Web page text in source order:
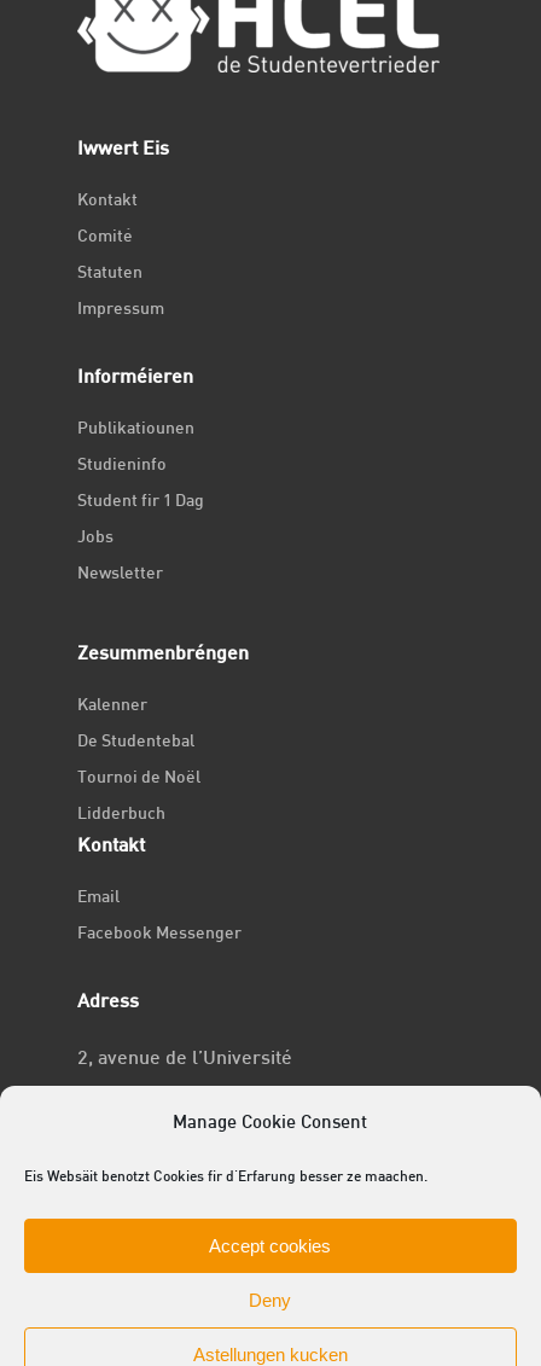
Manage Cookie Consent
Eis Websäit benotzt Cookies fir d'Erfarung besser ze maachen.
Accept cookies
Deny
Astellungen kucken
Iwwert Eis
Kontakt
Comité
Statuten
Impressum
Informéieren
Publikatiounen
Studieninfo
Student fir 1 Dag
Jobs
Newsletter
Zesummenbréngen
Kalenner
De Studentebal
Tournoi de Noël
Lidderbuch
Kontakt
Email
Facebook Messenger
Adress
2, avenue de l’Université
No RCSL
© 2025 ACEL - de Studentevertrieder